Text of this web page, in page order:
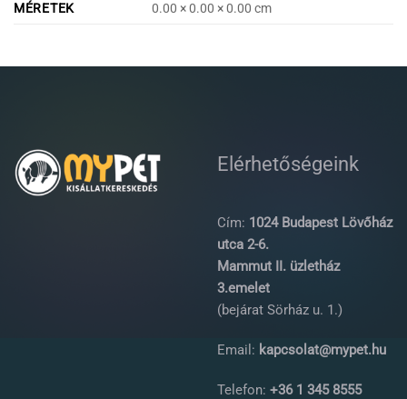
MÉRETEK
0.00 × 0.00 × 0.00 cm
Elérhetőségeink
Cím: 1024 Budapest Lövőház
utca 2-6.
Mammut II. üzletház
3.emelet
(bejárat Sörház u. 1.)
Email: kapcsolat@mypet.hu
Telefon: +36 1 345 8555